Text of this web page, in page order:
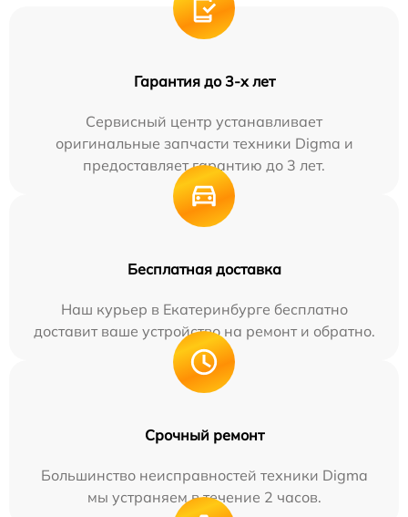
Гарантия до 3-х лет
Сервисный центр устанавливает
оригинальные запчасти техники Digma и
предоставляет гарантию до 3 лет.
Бесплатная доставка
Наш курьер в Екатеринбурге бесплатно
доставит ваше устройство на ремонт и обратно.
Срочный ремонт
Большинство неисправностей техники Digma
мы устраняем в течение 2 часов.